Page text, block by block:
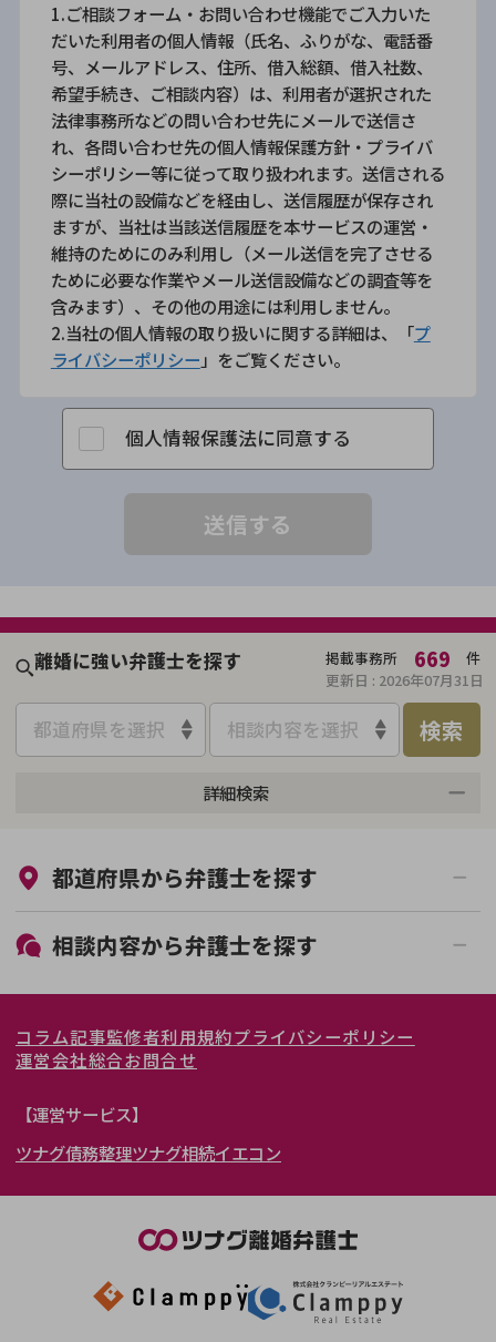
1.ご相談フォーム・お問い合わせ機能でご入力いた
だいた利用者の個人情報（氏名、ふりがな、電話番
号、メールアドレス、住所、借入総額、借入社数、
希望手続き、ご相談内容）は、利用者が選択された
法律事務所などの問い合わせ先にメールで送信さ
れ、各問い合わせ先の個人情報保護方針・プライバ
シーポリシー等に従って取り扱われます。送信される
際に当社の設備などを経由し、送信履歴が保存され
ますが、当社は当該送信履歴を本サービスの運営・
維持のためにのみ利用し（メール送信を完了させる
ために必要な作業やメール送信設備などの調査等を
含みます）、その他の用途には利用しません。
2.当社の個人情報の取り扱いに関する詳細は、「プ
ライバシーポリシー 」をご覧ください。
個人情報保護法に同意する
離婚に強い弁護士を探す 掲載事務所 669
件
更新日 : 2026年07月31日
都道府県を選択 相談内容を選択 検索
詳細検索
初回相談無料
土日祝の相談可能
都道府県から弁護士を探す
北海道・東北
北海道 青森県
岩手県 宮城県
秋田県
福島県
関東
東京都 神奈川県
埼玉県
茨城県 群馬県
東海
愛知県
岐阜県 山梨県
関西
大阪府 京都府
奈良県
和歌山県
北陸・甲信越
石川県
富山県
岡山県
九州・沖縄
相談内容から弁護士を探す
離婚裁判
親権・面会交流権
不貞・不倫慰謝料請求
養育費問題
財産分与
コラム記事監修者利用規約プライバシーポリシー
運営会社総合お問合せ
【運営サービス】
ツナグ債務整理ツナグ相続イエコン